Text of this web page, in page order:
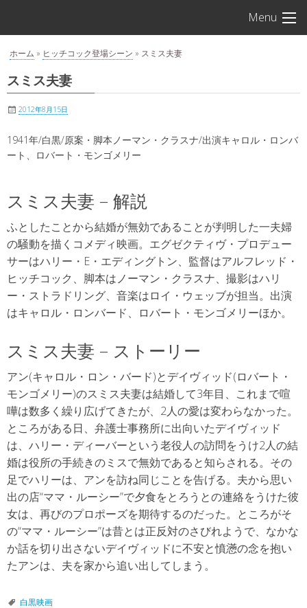
Menu
アルフレ
ホーム » ヒッチコック登場シーン » スミス夫妻
スミス夫妻
2012年8月15日
1941年/白黒/原案・脚本ノーマン・クラスナ/出演キャロル・ロンバ
ート、ロバート・モンゴメリー
スミス夫妻 – 解説
ふとしたことから結婚が無効であることが判明した一夫婦
の騒動を描くコメディ映画。エグゼクティヴ・プロデュー
サーはハリー・E・エディングトン、監督はアルフレッド・
ヒッチコック、脚本はノーマン・クラスナ、撮影はハリ
ー・ストラドリング、音楽はロイ・ウェッブが担当。出演
はキャロル・ロンバード、ロバート・モンゴメリーほか。
スミス夫妻 – ストーリー
アン(キャロル・ロン・バード)とデイヴィッド(ロバート・
モンゴメリー)のスミス夫妻は結婚して3年目、これまで喧
嘩は数多く繰り広げてきたが、2人の愛は変わらなかった。
ところがある日、弁護士事務所に出向いたデイヴィッド
は、ハリー・ディーバーという老役人の訪問をうけ2人の結
婚は役所の手続きのミスで無効であると知らされる。その
足でハリーは、アンを訪ね同じことを告げる。夫から思い
出の店“ママ・ルーシー”で夕食をとろうとの連絡をうけた彼
女は、再びのプロポーズを期待するのだった。ところがそ
の“ママ・ルーシー”は昔とは正反対のさびれようで、なかな
か話を切り出さないデイヴィッドに不安と憤懣の念を抱い
たアンは、夫を家から追い出してしまう。
白黒映画